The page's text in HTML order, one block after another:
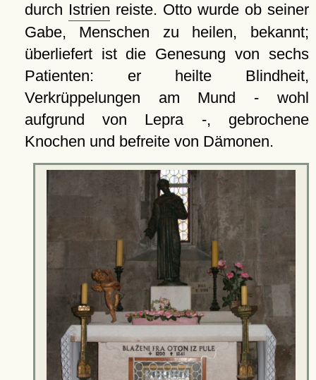
durch Istrien reiste. Otto wurde ob seiner
Gabe, Menschen zu heilen, bekannt;
überliefert ist die Genesung von sechs
Patienten: er heilte Blindheit,
Verkrüppelungen am Mund - wohl
aufgrund von Lepra -, gebrochene
Knochen und befreite von Dämonen.